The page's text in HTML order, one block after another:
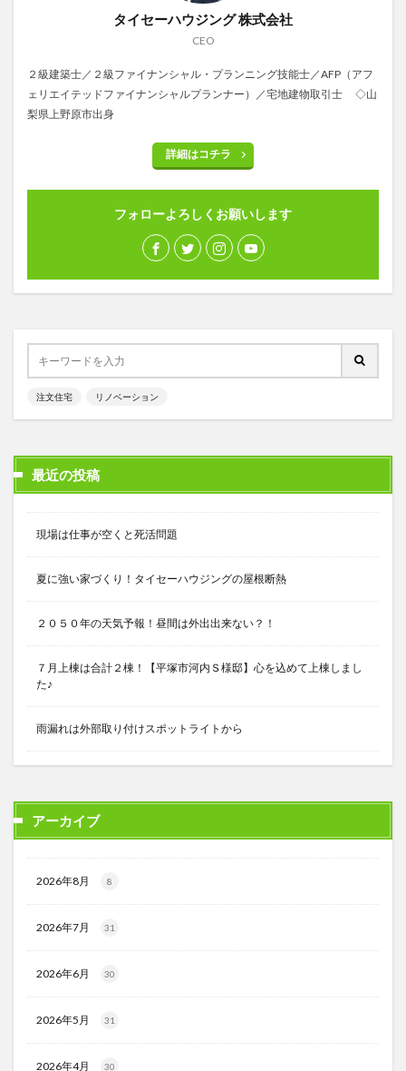
タイセーハウジング 株式会社
CEO
２級建築士／２級ファイナンシャル・プランニング技能士／AFP（アフ
ェリエイテッドファイナンシャルプランナー）／宅地建物取引士 ◇山
梨県上野原市出身
詳細はコチラ
フォローよろしくお願いします
注文住宅 リノベーション
最近の投稿
現場は仕事が空くと死活問題
夏に強い家づくり！タイセーハウジングの屋根断熱
２０５０年の天気予報！昼間は外出出来ない？！
７月上棟は合計２棟！【平塚市河内Ｓ様邸】心を込めて上棟しまし
た♪
雨漏れは外部取り付けスポットライトから
アーカイブ
2026年8月 8
2026年7月 31
2026年6月 30
2026年5月 31
2026年4月 30